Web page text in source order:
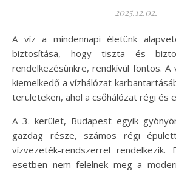
2025.12.02.
A víz a mindennapi életünk alapvető része, és annak
biztosítása, hogy tiszta és
rendelkezésünkre, rendkívül fontos.
kiemelkedő a vízhálózat
területeken, ahol a csőhálózat régi és
A 3. kerület, Budapest egyik
gazdag része, számos régi
vízvezeték-rendszerrel
esetben nem felelnek meg a